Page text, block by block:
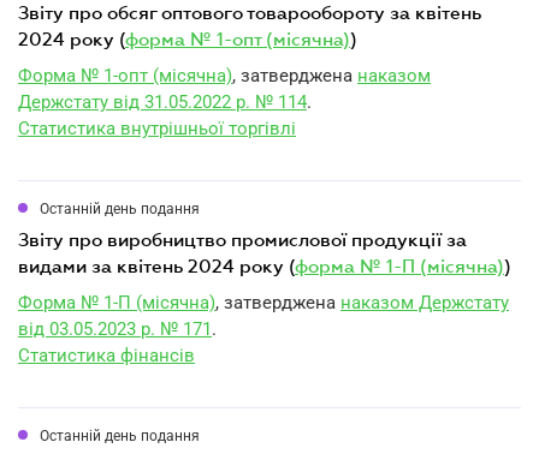
звіту про обсяг оптового товарообороту за квітень
2024 року (форма № 1-опт (місячна))
Форма № 1-опт (місячна), затверджена наказом
Держстату від 31.05.2022 р. № 114.
Статистика внутрішньої торгівлі
Останній день подання
звіту про виробництво промислової продукції за
видами за квітень 2024 року (форма № 1-П (місячна))
Форма № 1-П (місячна), затверджена наказом Держстату
від 03.05.2023 р. № 171.
Статистика фінансів
Останній день подання